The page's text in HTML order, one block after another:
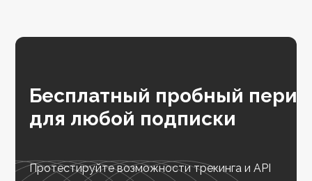
Бесплатный пробный
для любой подписки
Протестируйте возможности трекинга и API